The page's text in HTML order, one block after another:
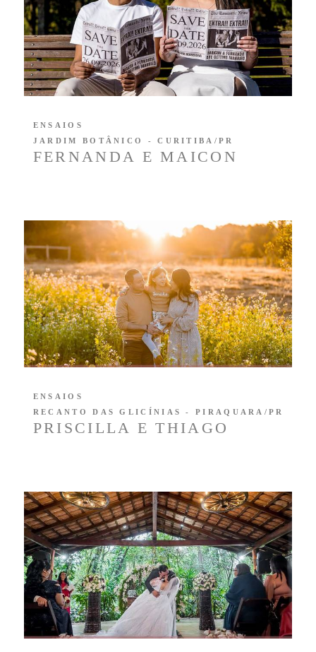
FERNANDA E MAICON
ENSAIOS
JARDIM BOTÂNICO - CURITIBA/PR
PRISCILLA E THIAGO
ENSAIOS
RECANTO DAS GLICÍNIAS - PIRAQUARA/PR